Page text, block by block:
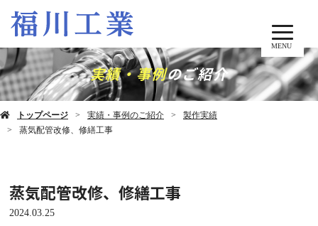
MENU
実績・事例のご紹介
トップページ 実績・事例のご紹介
製作実績
蒸気配管改修、修繕工事
蒸気配管改修、修繕工事
2024.03.25